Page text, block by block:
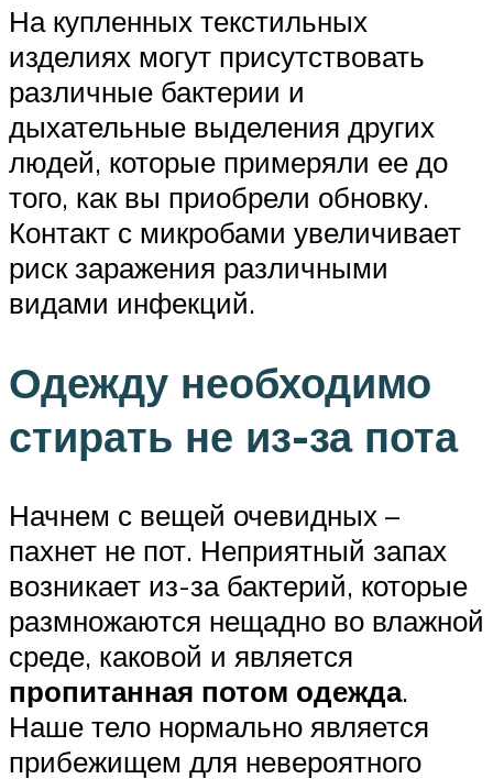
На купленных текстильных
изделиях могут присутствовать
различные бактерии и
дыхательные выделения других
людей, которые примеряли ее до
того, как вы приобрели обновку.
Контакт с микробами увеличивает
риск заражения различными
видами инфекций.
Одежду необходимо
стирать не из-за пота
Начнем с вещей очевидных –
пахнет не пот. Неприятный запах
возникает из-за бактерий, которые
размножаются нещадно во влажной
среде, каковой и является
пропитанная потом одежда.
Наше тело нормально является
прибежищем для невероятного